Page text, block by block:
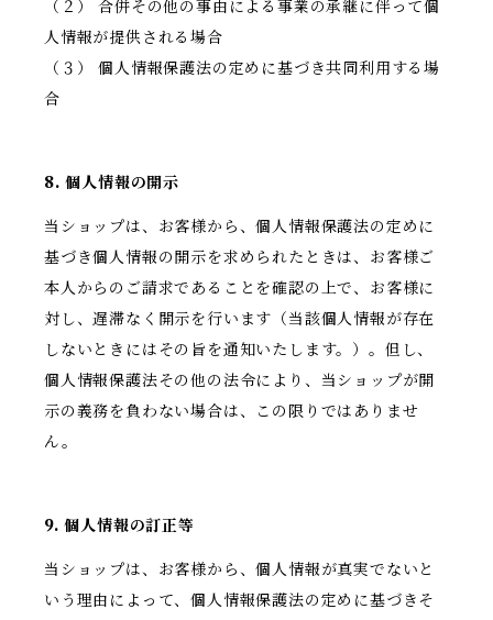
（２） 合併その他の事由による事業の承継に伴って個
人情報が提供される場合
（３） 個人情報保護法の定めに基づき共同利用する場
合
8. 個人情報の開示
当ショップは、お客様から、個人情報保護法の定めに
基づき個人情報の開示を求められたときは、お客様ご
本人からのご請求であることを確認の上で、お客様に
対し、遅滞なく開示を行います（当該個人情報が存在
しないときにはその旨を通知いたします。）。但し、
個人情報保護法その他の法令により、当ショップが開
示の義務を負わない場合は、この限りではありませ
ん。
9. 個人情報の訂正等
当ショップは、お客様から、個人情報が真実でないと
いう理由によって、個人情報保護法の定めに基づきそ